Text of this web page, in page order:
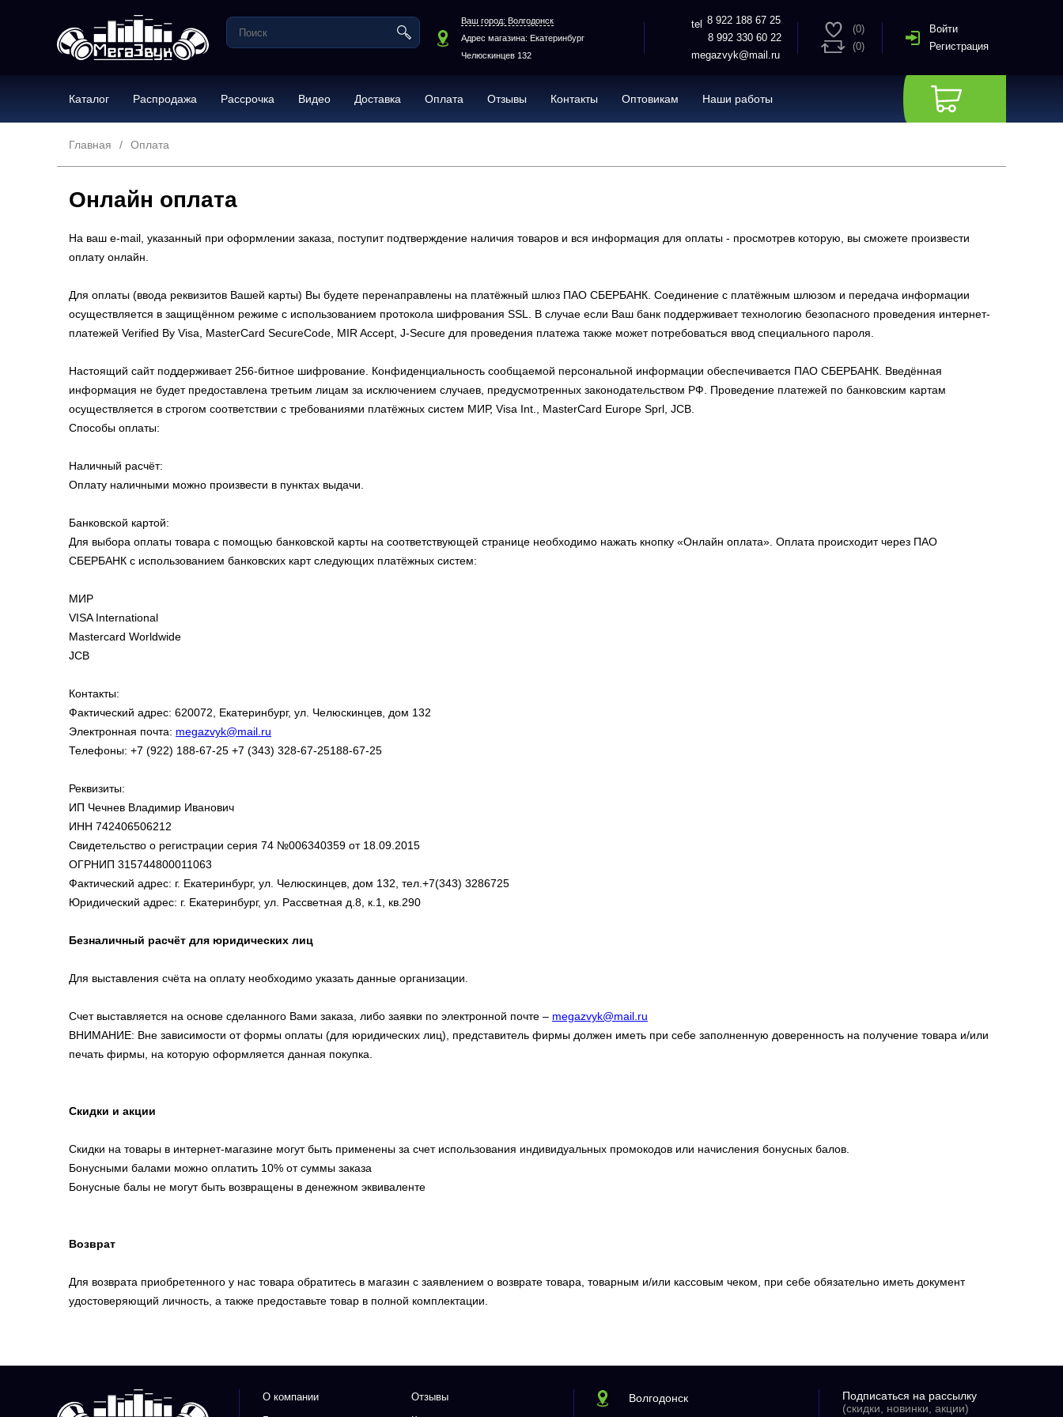
Ваш город: Волгодонск
Адрес магазина: Екатеринбург
Челюскинцев 132
8 922 188 67 25
8 992 330 60 22
megazvyk@mail.ru
(0)
(0)
Войти
Регистрация
Каталог Распродажа Рассрочка Видео Доставка Оплата Отзывы Контакты Оптовикам Наши работы
Главная Оплата
Онлайн оплата
На ваш e-mail, указанный при оформлении заказа, поступит подтверждение наличия товаров и вся информация для оплаты - просмотрев которую, вы сможете произвести
оплату онлайн.
Для оплаты (ввода реквизитов Вашей карты) Вы будете перенаправлены на платёжный шлюз ПАО СБЕРБАНК. Соединение с платёжным шлюзом и передача информации
осуществляется в защищённом режиме с использованием протокола шифрования SSL. В случае если Ваш банк поддерживает технологию безопасного проведения интернет-
платежей Verified By Visa, MasterCard SecureCode, MIR Accept, J-Secure для проведения платежа также может потребоваться ввод специального пароля.
Настоящий сайт поддерживает 256-битное шифрование. Конфиденциальность сообщаемой персональной информации обеспечивается ПАО СБЕРБАНК. Введённая
информация не будет предоставлена третьим лицам за исключением случаев, предусмотренных законодательством РФ. Проведение платежей по банковским картам
осуществляется в строгом соответствии с требованиями платёжных систем МИР, Visa Int., MasterCard Europe Sprl, JCB.
Способы оплаты:
Наличный расчёт:
Оплату наличными можно произвести в пунктах выдачи.
Банковской картой:
Для выбора оплаты товара с помощью банковской карты на соответствующей странице необходимо нажать кнопку «Онлайн оплата». Оплата происходит через ПАО
СБЕРБАНК с использованием банковских карт следующих платёжных систем:
МИР
VISA International
Mastercard Worldwide
JCB
Контакты:
Фактический адрес: 620072, Екатеринбург, ул. Челюскинцев, дом 132
Электронная почта: megazvyk@mail.ru
Телефоны: +7 (922) 188-67-25 +7 (343) 328-67-25188-67-25
Реквизиты:
ИП Чечнев Владимир Иванович
ИНН 742406506212
Свидетельство о регистрации серия 74 №006340359 от 18.09.2015
ОГРНИП 315744800011063
Фактический адрес: г. Екатеринбург, ул. Челюскинцев, дом 132, тел.+7(343) 3286725
Юридический адрес: г. Екатеринбург, ул. Рассветная д.8, к.1, кв.290
Безналичный расчёт для юридических лиц
Для выставления счёта на оплату необходимо указать данные организации.
Счет выставляется на основе сделанного Вами заказа, либо заявки по электронной почте – megazvyk@mail.ru
ВНИМАНИЕ: Вне зависимости от формы оплаты (для юридических лиц), представитель фирмы должен иметь при себе заполненную доверенность на получение товара и/или
печать фирмы, на которую оформляется данная покупка.
Скидки и акции
Скидки на товары в интернет-магазине могут быть применены за счет использования индивидуальных промокодов или начисления бонусных балов.
Бонусными балами можно оплатить 10% от суммы заказа
Бонусные балы не могут быть возвращены в денежном эквиваленте
Возврат
Для возврата приобретенного у нас товара обратитесь в магазин с заявлением о возврате товара, товарным и/или кассовым чеком, при себе обязательно иметь документ
удостоверяющий личность, а также предоставьте товар в полной комплектации.
О компании
Отзывы
Волгодонск
Подписаться на рассылку
(скидки, новинки, акции)